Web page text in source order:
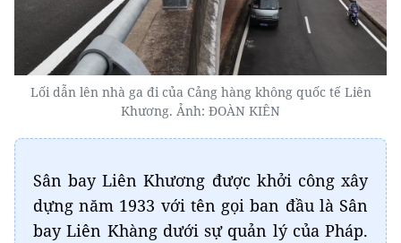
Lối dẫn lên nhà ga đi của Cảng hàng không quốc tế Liên
Khương. Ảnh: ĐOÀN KIÊN
Sân bay Liên Khương được khởi công xây
dựng năm 1933 với tên gọi ban đầu là Sân
bay Liên Khàng dưới sự quản lý của Pháp.